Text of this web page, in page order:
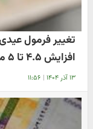
تغییر فرمول
افزایش ۴.۵ تا ۵ میلیونی رقم عیدی کارمندان
۱۳ آذر ۱۴۰۴ | ۱۱:۵۶